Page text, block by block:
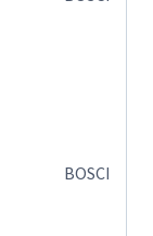
BOSCH